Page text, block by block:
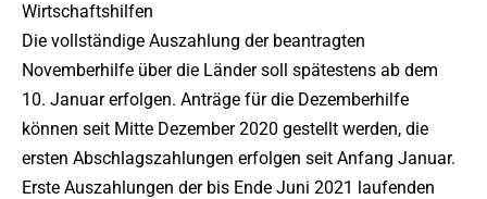
Wirtschaftshilfen
Die vollständige Auszahlung der beantragten
Novemberhilfe über die Länder soll spätestens ab dem
10. Januar erfolgen. Anträge für die Dezemberhilfe
können seit Mitte Dezember 2020 gestellt werden, die
ersten Abschlagszahlungen erfolgen seit Anfang Januar.
Erste Auszahlungen der bis Ende Juni 2021 laufenden